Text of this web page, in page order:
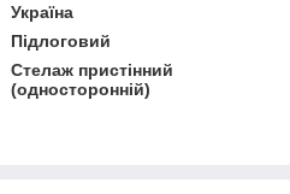
Україна
Підлоговий
Стелаж пристінний
(односторонній)